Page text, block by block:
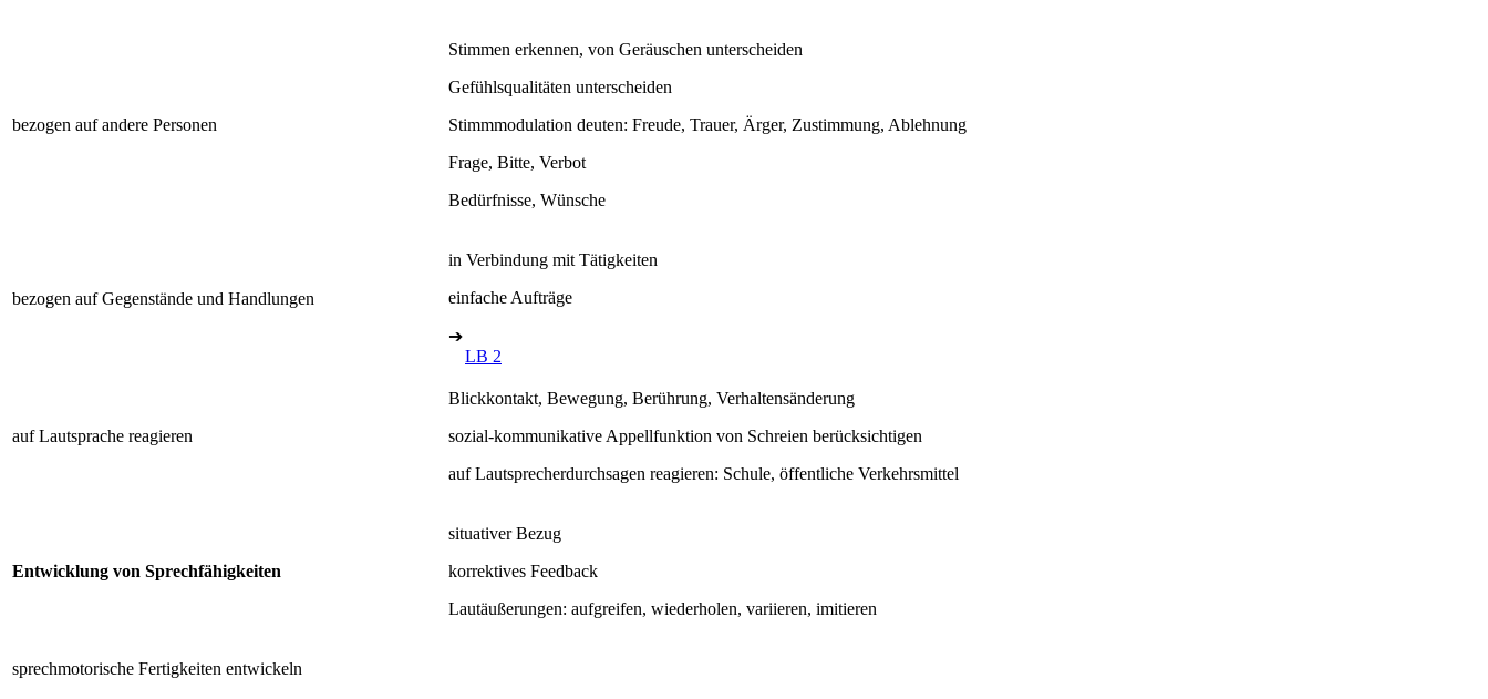
bezogen auf andere Personen
Stimmen erkennen, von Geräuschen unterscheiden
Gefühlsqualitäten unterscheiden
Stimmmodulation deuten: Freude, Trauer, Ärger, Zustimmung, Ablehnung
Frage, Bitte, Verbot
Bedürfnisse, Wünsche
bezogen auf Gegenstände und Handlungen
in Verbindung mit Tätigkeiten
einfache Aufträge
➔
LB 2
auf Lautsprache reagieren
Blickkontakt, Bewegung, Berührung, Verhaltensänderung
sozial-kommunikative Appellfunktion von Schreien berücksichtigen
auf Lautsprecherdurchsagen reagieren: Schule, öffentliche Verkehrsmittel
Entwicklung von Sprechfähigkeiten
situativer Bezug
korrektives Feedback
Lautäußerungen: aufgreifen, wiederholen, variieren, imitieren
sprechmotorische Fertigkeiten entwickeln